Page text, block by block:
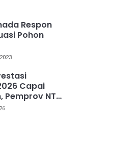
Respon
Pohon
Capai
Pemprov NTB